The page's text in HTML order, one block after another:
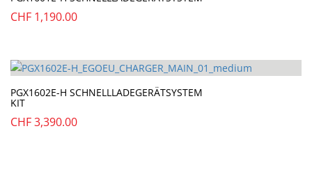
CHF 1,190.00
PGX1602E-H SCHNELLLADEGERÄTSYSTEM
KIT
CHF3,390.00